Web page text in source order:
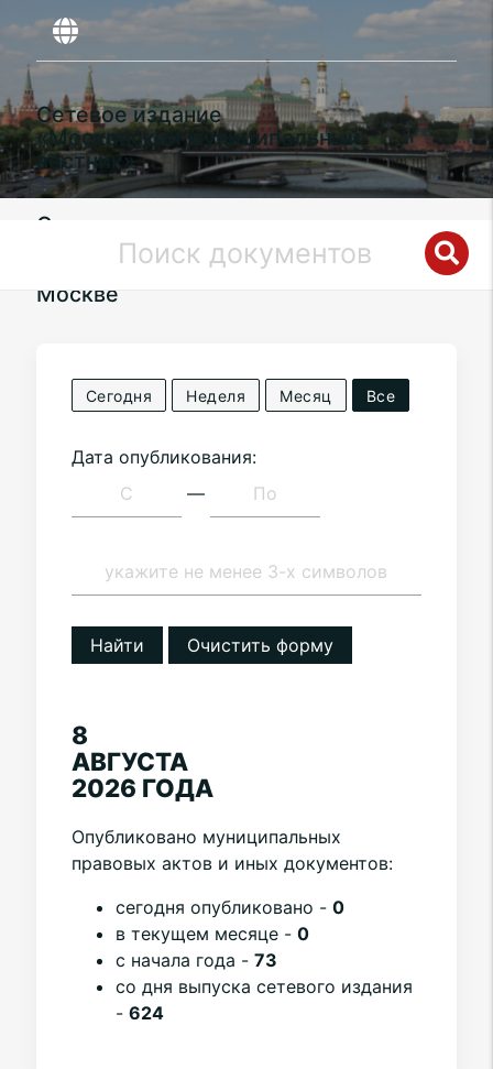
Сетевое издание
«Московский муниципальный
вестник»
Органы местного самоуправления
муниципального округа
Москворечье-Сабуровов городе
Москве
Сегодня Неделя Месяц Все
Дата опубликования:
—
Найти Очистить форму
8
АВГУСТА
2026 ГОДА
Опубликовано муниципальных
правовых актов и иных документов:
cегодня опубликовано - 0
в текущем месяце - 0
с начала года - 73
со дня выпуска сетевого издания
- 624